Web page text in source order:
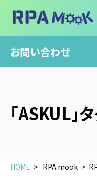
お問い合わせ
「ASKUL」
HOME RPA mook